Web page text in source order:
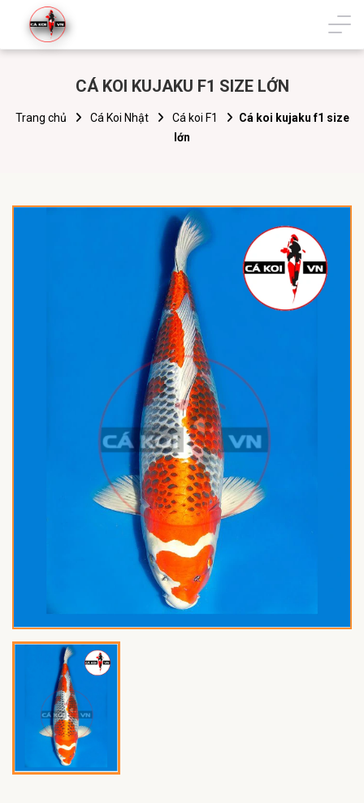
CÁ KOI KUJAKU F1 SIZE LỚN
Trang chủ Cá Koi Nhật Cá koi F1
Cá koi kujaku f1 size
lớn